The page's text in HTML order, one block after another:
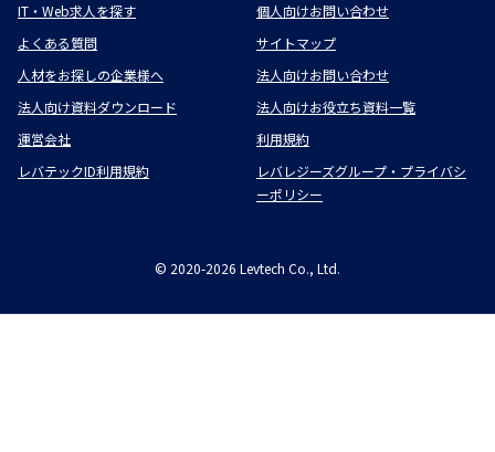
IT・Web求人を探す
個人向けお問い合わせ
よくある質問
サイトマップ
人材をお探しの企業様へ
法人向けお問い合わせ
法人向け資料ダウンロード
法人向けお役立ち資料一覧
運営会社
利用規約
レバテックID利用規約
レバレジーズグループ・プライバシ
ーポリシー
© 2020-2026 Levtech Co., Ltd.